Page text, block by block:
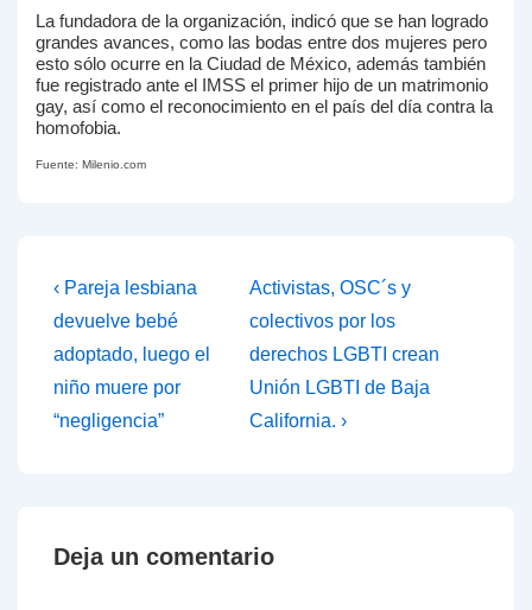
La fundadora de la organización, indicó que se han logrado
grandes avances, como las bodas entre dos mujeres pero
esto sólo ocurre en la Ciudad de México, además también
fue registrado ante el IMSS el primer hijo de un matrimonio
gay, así como el reconocimiento en el país del día contra la
homofobia.
Fuente: Milenio.com
Navegación
de
entradas
La
entrada
anterior
es
‹ Pareja lesbiana
devuelve bebé
adoptado, luego el
niño muere por
“negligencia”
La
entrada
siguiente
es
Activistas, OSC´s y
colectivos por los
derechos LGBTI crean
Unión LGBTI de Baja
California. ›
Deja un comentario